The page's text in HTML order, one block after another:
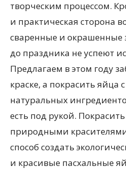
творческим процессом.
и практическая сторона
сваренные и окрашенные
до праздника не успеют
Предлагаем в этом году
краске, а покрасить
натуральных
есть под рукой.
природными
способ создать
и красивые пасхальные